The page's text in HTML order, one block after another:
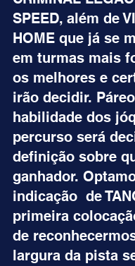
SPEED, além de
HOME que já se
em turmas mais
os melhores e
irão decidir.
habilidade dos
percurso será
definição sobre
ganhador.
indicação  de
primeira
de
largura da pista